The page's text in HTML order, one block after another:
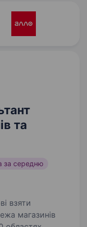
та
за середню
взяти